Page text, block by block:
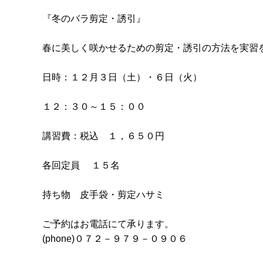
『冬のバラ剪定・誘引』
春に美しく咲かせるための剪定・誘引の方法を実習
日時：１２月３日（土）・６日（火）
１２：３０～１５：００
講習費：税込 １，６５０円
各回定員 １５名
持ち物 皮手袋・剪定ハサミ
ご予約はお電話にて承ります。
(phone)０７２－９７９－０９０６